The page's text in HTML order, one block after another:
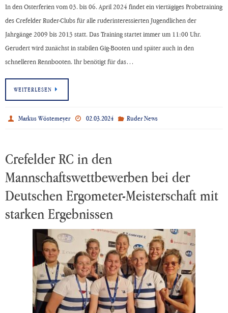
In den Osterferien vom 03. bis 06. April 2024 findet ein viertägiges Probetraining
des Crefelder Ruder-Clubs für alle ruderinteressierten Jugendlichen der
Jahrgänge 2009 bis 2013 statt. Das Training startet immer um 11:00 Uhr.
Gerudert wird zunächst in stabilen Gig-Booten und später auch in den
schnelleren Rennbooten. Ihr benötigt für das…
WEITERLESEN
Markus Wöstemeyer 02.03.2024 Ruder News
Crefelder RC in den
Mannschaftswettbewerben bei der
Deutschen Ergometer-Meisterschaft mit
starken Ergebnissen